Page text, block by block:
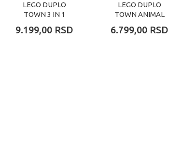
LEGO DUPLO
TOWN 3 IN 1
WITH V
9.199,00 RSD
LEGO DUPLO
TOWN ANIMAL
6.799,00 RSD